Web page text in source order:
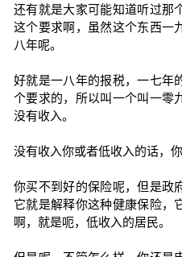
还有就是大家可能知道听过那
这个要求啊，虽然这个东西一
八年呢。
好就是一八年的报税，一七年
个要求的，所以叫一个叫一零
没有收入。
没有收入你或者低收入的话，
你买不到好的保险呢，但是政
它就是解释你这种健康保险，
啊，就是呃，低收入的居民。